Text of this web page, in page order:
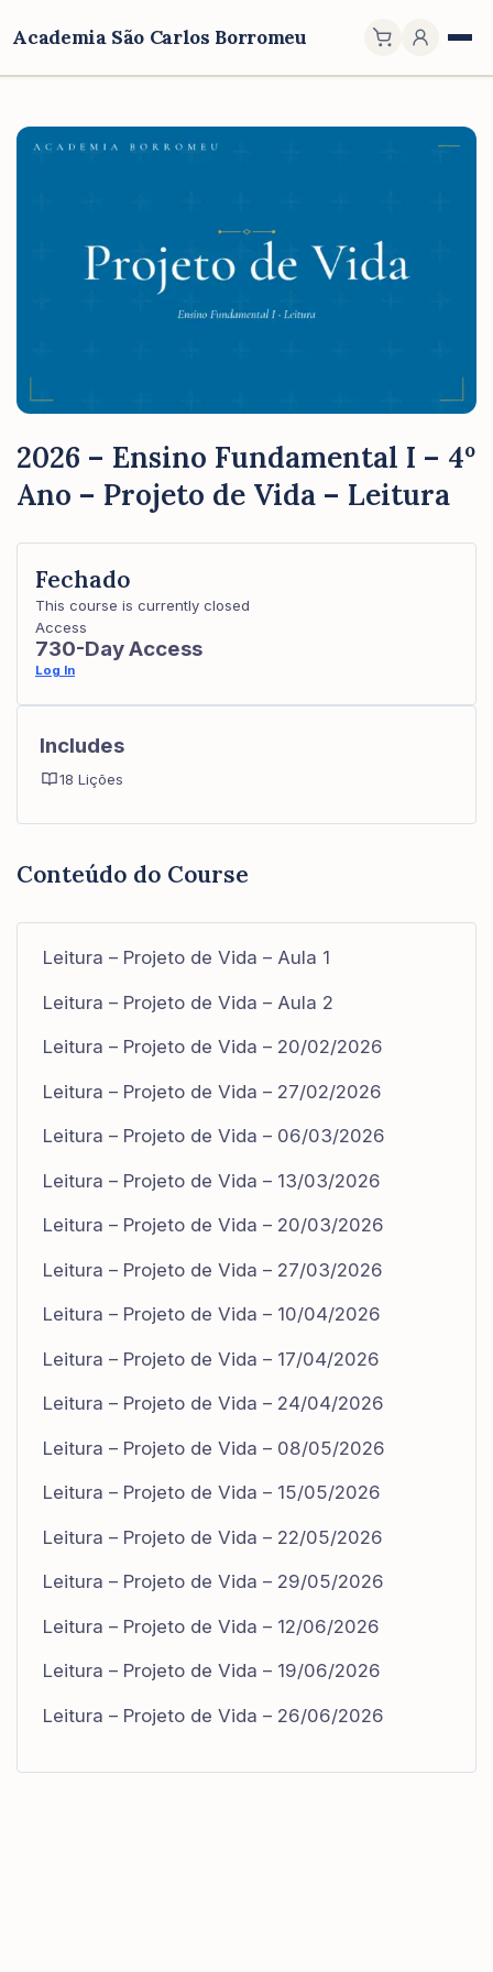
Academia São Carlos Borromeu
2026 – Ensino Fundamental I – 4º
Ano – Projeto de Vida – Leitura
Conteúdo do Course
Leitura – Projeto de Vida – Aula 1
Leitura – Projeto de Vida – Aula 2
Leitura – Projeto de Vida – 20/02/2026
Leitura – Projeto de Vida – 27/02/2026
Leitura – Projeto de Vida – 06/03/2026
Leitura – Projeto de Vida – 13/03/2026
Leitura – Projeto de Vida – 20/03/2026
Leitura – Projeto de Vida – 27/03/2026
Leitura – Projeto de Vida – 10/04/2026
Leitura – Projeto de Vida – 17/04/2026
Leitura – Projeto de Vida – 24/04/2026
Leitura – Projeto de Vida – 08/05/2026
Leitura – Projeto de Vida – 15/05/2026
Leitura – Projeto de Vida – 22/05/2026
Leitura – Projeto de Vida – 29/05/2026
Leitura – Projeto de Vida – 12/06/2026
Leitura – Projeto de Vida – 19/06/2026
Leitura – Projeto de Vida – 26/06/2026
Fechado
This course is currently closed
Access
730-Day Access
Log In
Includes
18 Lições